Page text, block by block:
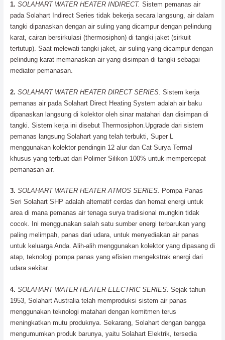
1. SOLAHART WATER HEATER INDIRECT. Sistem pemanas air
pada Solahart Indirect Series tidak bekerja secara langsung, air dalam
tangki dipanaskan dengan air suling yang dicampur dengan pelindung
karat, cairan bersirkulasi (thermosiphon) di tangki jaket (sirkuit
tertutup). Saat melewati tangki jaket, air suling yang dicampur dengan
pelindung karat memanaskan air yang disimpan di tangki sebagai
mediator pemanasan.
2. SOLAHART WATER HEATER DIRECT SERIES. Sistem kerja
pemanas air pada Solahart Direct Heating System adalah air baku
dipanaskan langsung di kolektor oleh sinar matahari dan disimpan di
tangki. Sistem kerja ini disebut Thermosiphon.Upgrade dari sistem
pemanas langsung Solahart yang telah terbukti, Super L
menggunakan kolektor pendingin 12 alur dan Cat Surya Termal
khusus yang terbuat dari Polimer Silikon 100% untuk mempercepat
pemanasan air.
3. SOLAHART WATER HEATER ATMOS SERIES. Pompa Panas
Seri Solahart SHP adalah alternatif cerdas dan hemat energi untuk
area di mana pemanas air tenaga surya tradisional mungkin tidak
cocok. Ini menggunakan salah satu sumber energi terbarukan yang
paling melimpah, panas dari udara, untuk menyediakan air panas
untuk keluarga Anda. Alih-alih menggunakan kolektor yang dipasang di
atap, teknologi pompa panas yang efisien mengekstrak energi dari
udara sekitar.
4. SOLAHART WATER HEATER ELECTRIC SERIES. Sejak tahun
1953, Solahart Australia telah memproduksi sistem air panas
menggunakan teknologi matahari dengan komitmen terus
meningkatkan mutu produknya. Sekarang, Solahart dengan bangga
mengumumkan produk barunya, yaitu Solahart Elektrik, tersedia